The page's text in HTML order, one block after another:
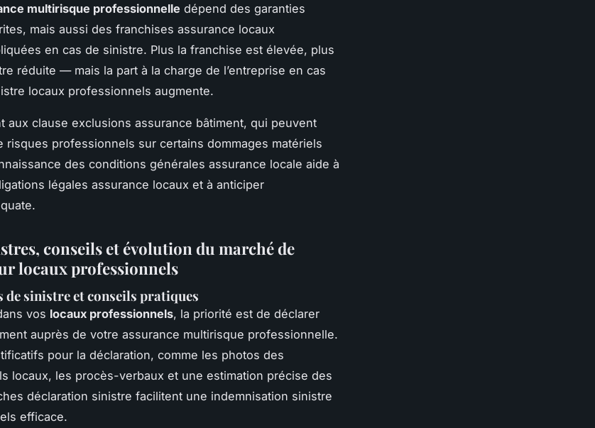
multirisque professionnelle dépend des garanties
mais aussi des franchises assurance locaux
en cas de sinistre. Plus la franchise est élevée, plus
réduite — mais la part à la charge de l’entreprise en cas
locaux professionnels augmente.
aux clause exclusions assurance bâtiment, qui peuvent
risques professionnels sur certains dommages matériels
des conditions générales assurance locale aide à
légales assurance locaux et à anticiper
conseils et évolution du marché de
locaux professionnels
de sinistre et conseils pratiques
vos locaux professionnels, la priorité est de déclarer
auprès de votre assurance multirisque professionnelle.
pour la déclaration, comme les photos des
locaux, les procès-verbaux et une estimation précise des
déclaration sinistre facilitent une indemnisation sinistre
efficace.